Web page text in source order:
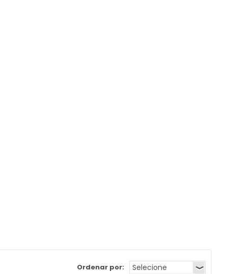
Ordenar por: